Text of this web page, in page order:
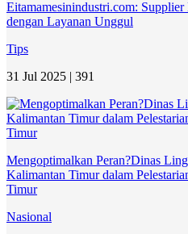
Eitamamesinindustri.com:
dengan Layanan Unggul
Tips
31 Jul 2025 | 391
Mengoptimalkan Peran?Dinas
Kalimantan Timur dalam
Timur
Nasional